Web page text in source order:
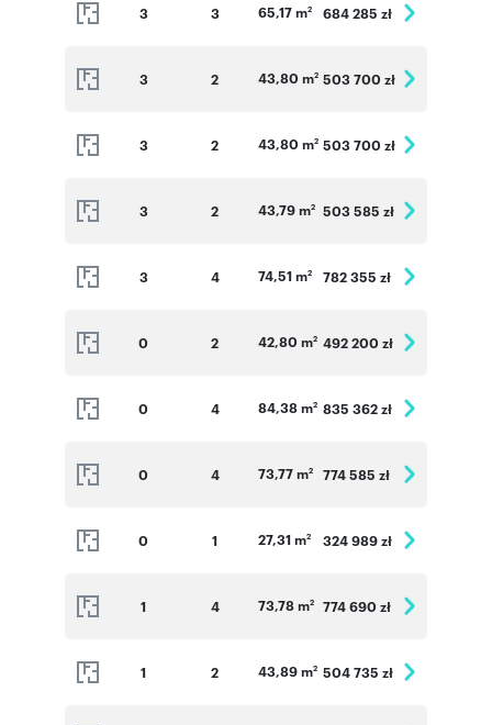
3 3 65,17 m2 684 285 zł
3 2 43,80 m2 503 700 zł
3 2 43,80 m2 503 700 zł
3 2 43,79 m2 503 585 zł
3 4 74,51 m2 782 355 zł
0 2 42,80 m2 492 200 zł
0 4 84,38 m2 835 362 zł
0 4 73,77 m2 774 585 zł
0 1 27,31 m2 324 989 zł
1 4 73,78 m2 774 690 zł
1 2 43,89 m2 504 735 zł